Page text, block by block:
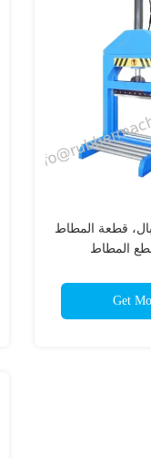
قطعة المطاط
قطع المطاط
Get